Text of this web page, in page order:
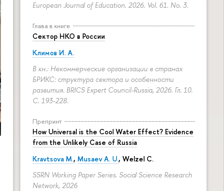
European Journal of Education. 2026. Vol. 61. No. 3.
Глава в книге
Сектор НКО в России
Климов И. А.
В кн.: Некоммерческие организации в странах
БРИКС: структура сектора и особенности
развития. BRICS Expert Council-Russia, 2026. Гл. 10.
С. 193-228.
Препринт
How Universal is the Cool Water Effect? Evidence
from the Unlikely Case of Russia
Kravtsova M., Musaev A. U., Welzel C.
SSRN Working Paper Series. Social Science Research
Network, 2026